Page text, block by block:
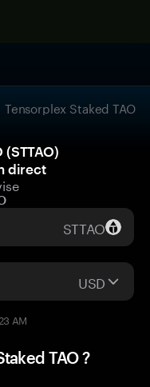
Tensorplex Staked TAO
(STTAO)
direct
STTAO
USD
AM
TAO ?